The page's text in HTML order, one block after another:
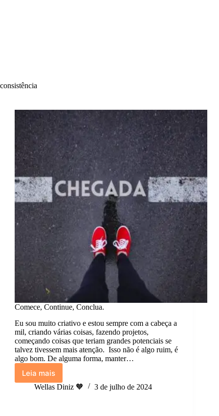
consistência
Comece, Continue, Conclua.
Eu sou muito criativo e estou sempre com a cabeça a
mil, criando várias coisas, fazendo projetos,
começando coisas que teriam grandes potenciais se
talvez tivessem mais atenção. Isso não é algo ruim, é
algo bom. De alguma forma, manter…
Leia mais
Comece,
Continue,
Wellas Diniz 🧡 3 de julho de 2024